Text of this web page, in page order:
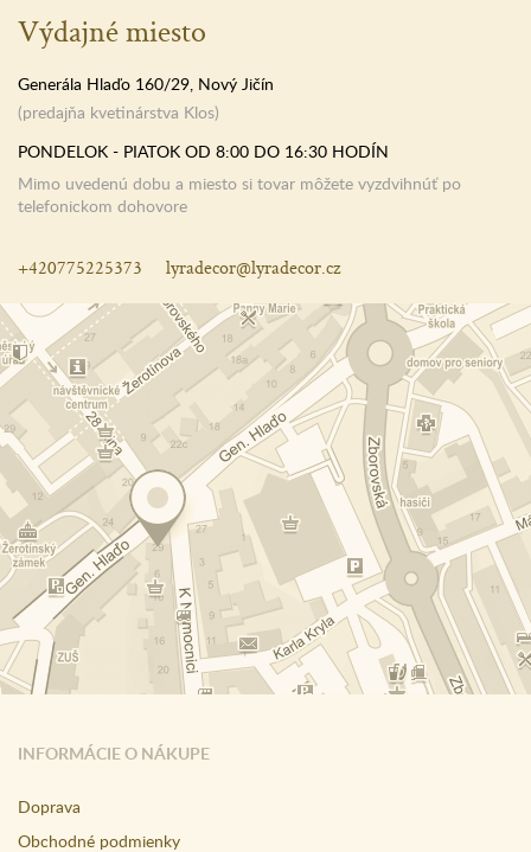
INFORMÁCIE O NÁKUPE
Doprava
Obchodné podmienky
Výdajné miesto
Generála Hlaďo 160/29, Nový Jičín
(predajňa kvetinárstva Klos)
PONDELOK - PIATOK OD 8:00 DO 16:30 HODÍN
Mimo uvedenú dobu a miesto si tovar môžete vyzdvihnúť po
telefonickom dohovore
+420775225373 lyradecor@lyradecor.cz